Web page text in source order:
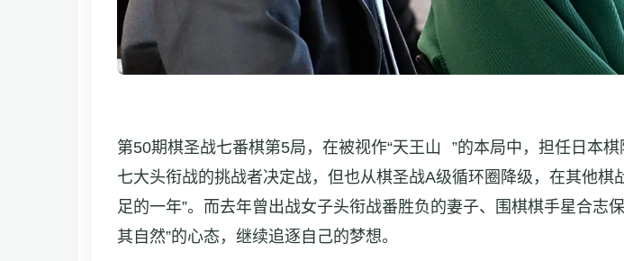
第50期棋圣战七番棋第5局，在被视作“天王山
”的本局中，担任日本
七大头衔战的挑战者决定战，但也从棋圣战A级循环圈降级，在其他
足的一年”。而去年曾出战女子头衔战番胜负的妻子、围棋棋手星合志
其自然”的心态，继续追逐自己的梦想。